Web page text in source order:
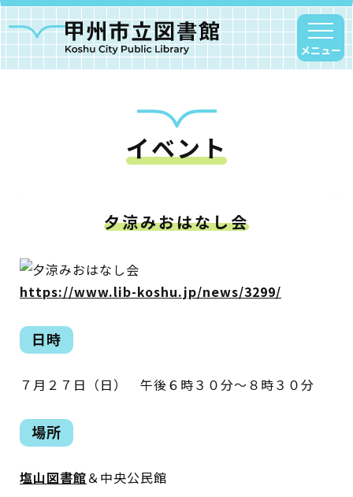
メニュー
イベント
夕涼みおはなし会
https://www.lib-koshu.jp/news/3299/
日時
７月２７日（日） 午後６時３０分～８時３０分
場所
塩山図書館＆中央公民館
甲州市図書館について
塩山図書館
甘草屋敷子ども図書館
読書アニマシオン
イベント